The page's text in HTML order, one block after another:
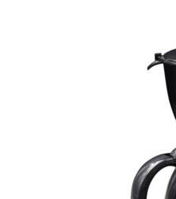
Papelería